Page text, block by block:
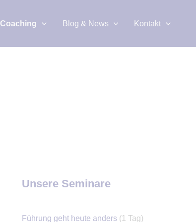
Coaching Blog & News Kontakt
Unsere Seminare
Führung geht heute anders(1 Tag)